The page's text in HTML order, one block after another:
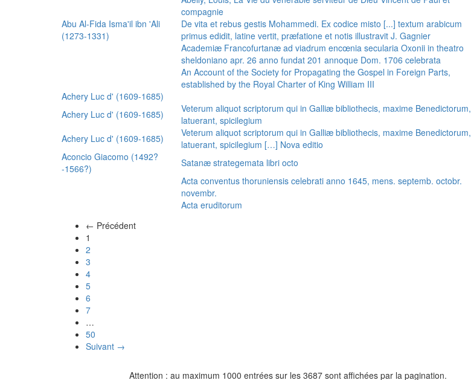
compagnie
Abu Al-Fida Isma'il ibn 'Ali
(1273-1331)
De vita et rebus gestis Mohammedi. Ex codice misto [...] textum arabicum
primus edidit, latine vertit, præfatione et notis illustravit J. Gagnier
Academiæ Francofurtanæ ad viadrum encœnia secularia Oxonii in theatro
sheldoniano apr. 26 anno fundat 201 annoque Dom. 1706 celebrata
An Account of the Society for Propagating the Gospel in Foreign Parts,
established by the Royal Charter of King William III
Achery Luc d' (1609-1685)
Achery Luc d' (1609-1685)
Veterum aliquot scriptorum qui in Galliæ bibliothecis, maxime Benedictorum,
latuerant, spicilegium
Achery Luc d' (1609-1685)
Veterum aliquot scriptorum qui in Galliæ bibliothecis, maxime Benedictorum,
latuerant, spicilegium […] Nova editio
Aconcio Giacomo (1492?
-1566?)
Satanæ strategemata libri octo
Acta conventus thoruniensis celebrati anno 1645, mens. septemb. octobr.
novembr.
Acta eruditorum
← Précédent
1
2
3
4
5
6
7
…
50
Suivant →
Attention : au maximum 1000 entrées sur les 3687 sont affichées par la pagination.